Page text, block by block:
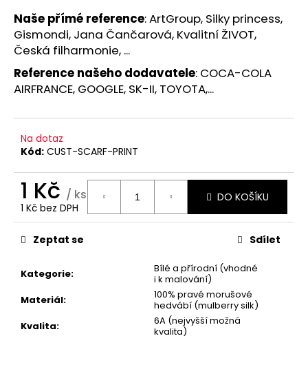
Naše přímé reference: ArtGroup, Silky princess,
Gismondi, Jana Čančarová, Kvalitní ŽIVOT,
Česká filharmonie, ...
Reference našeho dodavatele: COCA-COLA
AIRFRANCE, GOOGLE, SK-II, TOYOTA,...
Na dotaz
Kód: CUST-SCARF-PRINT
1 Kč / ks
1 Kč bez DPH
Měrná
cena:
DO KOŠÍKU
Kategorie:
Bílé a přírodní (vhodné
i k malování)
Materiál:
100% pravé morušové
hedvábí (mulberry silk)
Kvalita:
6A (nejvyšší možná
kvalita)
Zeptat se Sdílet